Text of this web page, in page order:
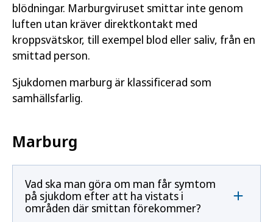
blödningar. Marburgviruset smittar inte genom
luften utan kräver direktkontakt med
kroppsvätskor, till exempel blod eller saliv, från en
smittad person.
Sjukdomen marburg är klassificerad som
samhällsfarlig.
Marburg
Vad ska man göra om man får symtom
på sjukdom efter att ha vistats i
områden där smittan förekommer?